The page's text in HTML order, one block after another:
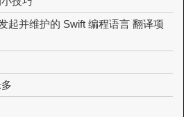
起并维护的 Swift 编程语言 翻译项